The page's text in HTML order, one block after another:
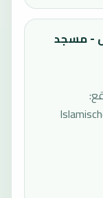
- مسجد